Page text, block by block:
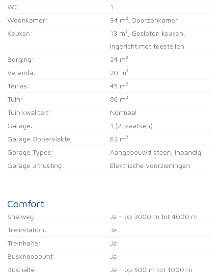
WC:
1
Woonkamer:
34 m² , Doorzonkamer
Keuken:
13 m² , Gesloten keuken,
Ingericht met toestellen
Berging:
24 m²
Veranda:
20 m²
Terras:
45 m²
Tuin:
86 m²
Tuin kwaliteit:
Normaal
Garage:
1 (2 plaatsen)
Garage Oppervlakte:
62 m²
Garage Types:
Aangebouwd steen, Inpandig
Garage uitrusting:
Elektrische voorzieningen
Comfort
Snelweg:
Ja - op 3000 m tot 4000 m
Treinstation:
Ja
Treinhalte:
Ja
Busknooppunt:
Ja
Bushalte:
Ja - op 500 m tot 1000 m